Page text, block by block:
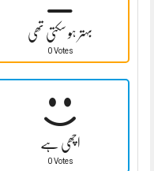
بہتر ہو سکتی تھی
0 Votes
اچھی ہے
0 Votes